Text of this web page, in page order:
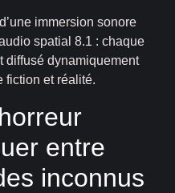
immersion sonore
spatial 8.1 : chaque
diffusé dynamiquement
fiction et réalité.
entre
inconnus